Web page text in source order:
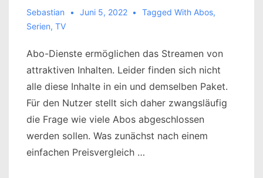
Sebastian Juni 5, 2022 Tagged With Abos,
Serien, TV
Abo-Dienste ermöglichen das Streamen von
attraktiven Inhalten. Leider finden sich nicht
alle diese Inhalte in ein und demselben Paket.
Für den Nutzer stellt sich daher zwangsläufig
die Frage wie viele Abos abgeschlossen
werden sollen. Was zunächst nach einem
einfachen Preisvergleich …